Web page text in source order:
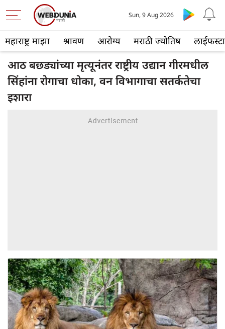
महाराष्ट्र माझा श्रावण आरोग्य मराठी ज्योतिष
Sun, 9 Aug 2026
आठ बछड्यांच्या मृत्यूनंतर राष्ट्रीय उद्यान गीरमधील
सिंहांना रोगाचा धोका, वन विभागाचा सतर्कतेचा
इशारा